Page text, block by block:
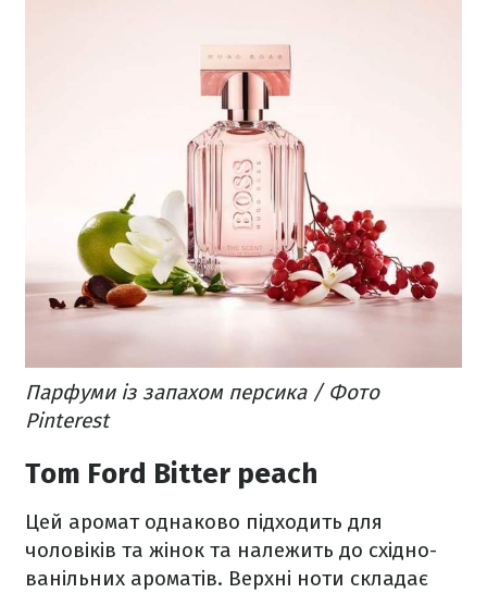
Парфуми із запахом персика / Фото
Pinterest
Tom Ford Bitter peach
Цей аромат однаково підходить для
чоловіків та жінок та належить до східно-
ванільних ароматів. Верхні ноти складає